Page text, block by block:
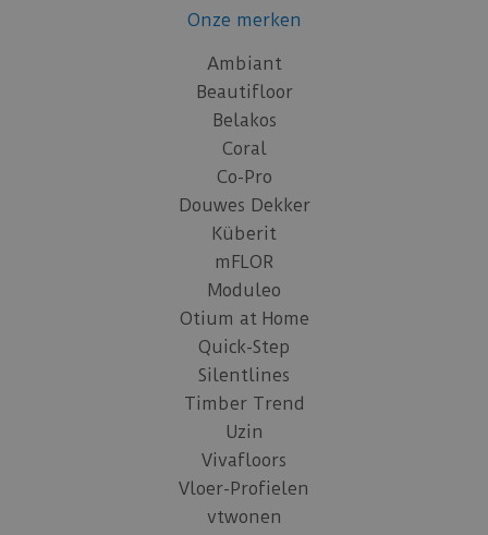
Onze merken
Ambiant
Beautifloor
Belakos
Coral
Co-Pro
Douwes Dekker
Küberit
mFLOR
Moduleo
Otium at Home
Quick-Step
Silentlines
Timber Trend
Uzin
Vivafloors
Vloer-Profielen
vtwonen